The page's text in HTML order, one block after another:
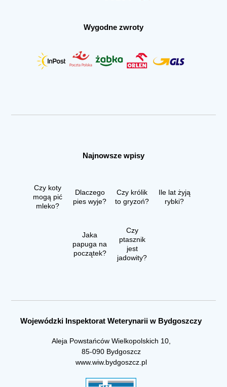
Wygodne zwroty
Najnowsze wpisy
Czy koty
mogą pić
mleko?
Dlaczego
pies wyje?
Czy królik
to gryzoń?
Ile lat żyją
rybki?
Jaka
papuga na
początek?
Czy
ptasznik
jest
jadowity?
Wojewódzki Inspektorat Weterynarii w Bydgoszczy
Aleja Powstańców Wielkopolskich 10,
85-090 Bydgoszcz
www.wiw.bydgoszcz.pl